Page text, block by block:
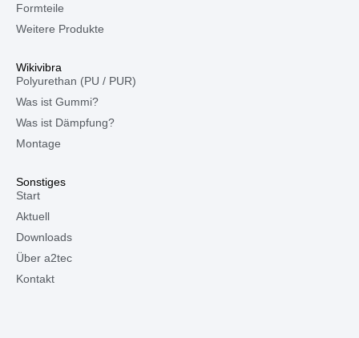
Formteile
Weitere Produkte
Wikivibra
Polyurethan (PU / PUR)
Was ist Gummi?
Was ist Dämpfung?
Montage
Sonstiges
Start
Aktuell
Downloads
Über a2tec
Kontakt